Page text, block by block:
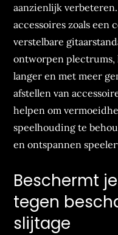
aanzienlijk
accessoires zoals een
verstelbare
ontworpen plectrums,
langer en met meer
afstellen van
helpen om
speelhouding te
en ontspannen
Beschermt
tegen
slijtage